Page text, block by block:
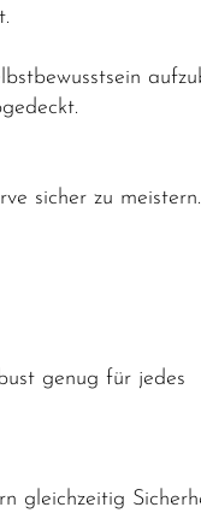
sicher zu meistern.
genug für jedes
gleichzeitig